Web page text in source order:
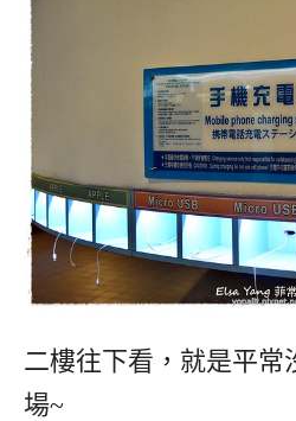
二樓往下看，就是平常
場~